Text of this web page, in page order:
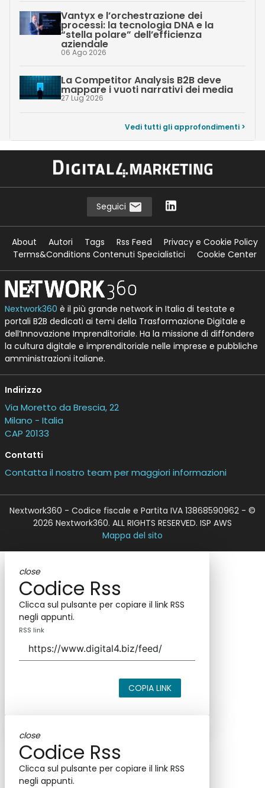
Vantyx e l’orchestrazione dei
processi: la tecnologia DNA e la
“stella polare” dell’efficienza
aziendale
06 Ago 2026
La Competitor Analysis B2B deve
mappare i vuoti narrativi dei media
27 Lug 2026
Vedi tutti gli approfondimenti >
Seguici
About Autori Tags Rss Feed
Privacy e Cookie Policy
Terms&Conditions Contenuti Specialistici
Cookie Center
Nextwork360 è il più grande network in Italia di testate e
portali B2B dedicati ai temi della Trasformazione Digitale e
dell’Innovazione Imprenditoriale. Ha la missione di diffondere
la cultura digitale e imprenditoriale nelle imprese e pubbliche
amministrazioni italiane.
Indirizzo
Via Moretto da Brescia, 22
Milano - Italia
CAP 20133
Contatti
Contatta il nostro team per maggiori informazioni
Nextwork360 - Codice fiscale e Partita IVA 13868590962 - ©
2026 Nextwork360. ALL RIGHTS RESERVED. ISP AWS
Mappa del sito
close
Codice Rss
Clicca sul pulsante per copiare il link RSS
negli appunti.
RSS link
COPIA LINK
close
Codice Rss
Clicca sul pulsante per copiare il link RSS
negli appunti.